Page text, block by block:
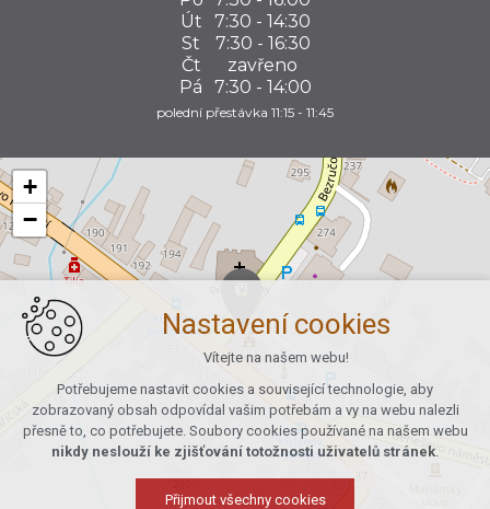
Út
7:30 - 14:30
St
7:30 - 16:30
Čt
zavřeno
Pá
7:30 - 14:00
polední přestávka 11:15 - 11:45
+
−
Nastavení cookies
Vítejte na našem webu!
Potřebujeme nastavit cookies a související technologie, aby
zobrazovaný obsah odpovídal vašim potřebám a vy na webu nalezli
přesně to, co potřebujete. Soubory cookies používané na našem webu
nikdy neslouží ke zjišťování totožnosti uživatelů stránek.
Přijmout všechny cookies